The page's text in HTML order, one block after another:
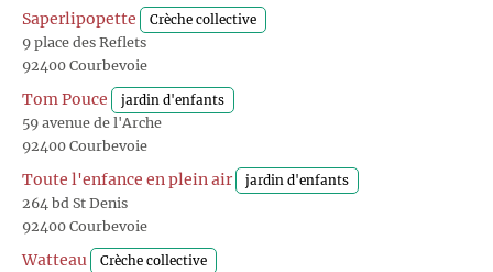
Saperlipopette Crèche collective
9 place des Reflets
92400 Courbevoie
Tom Pouce jardin d'enfants
59 avenue de l'Arche
92400 Courbevoie
Toute l'enfance en plein air jardin d'enfants
264 bd St Denis
92400 Courbevoie
Watteau Crèche collective